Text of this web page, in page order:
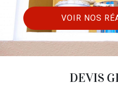
VOIR NOS
DEVIS